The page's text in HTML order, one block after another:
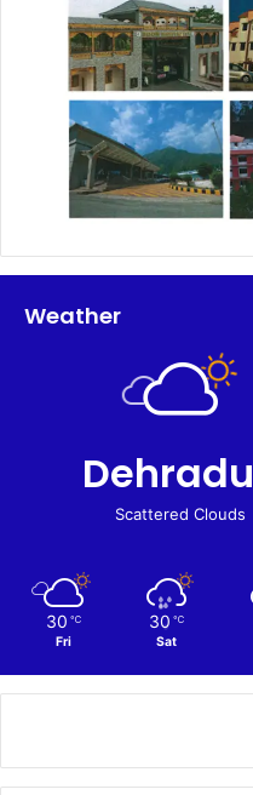
Weather
Scattered Clouds
30 ℃
Fri
30 ℃
Sat